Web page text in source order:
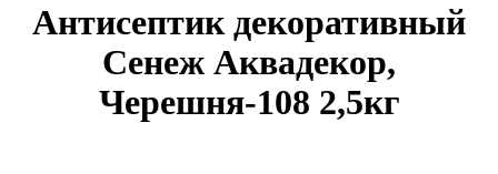
Антисептик декоративный
Сенеж Аквадекор,
Черешня-108 2,5кг